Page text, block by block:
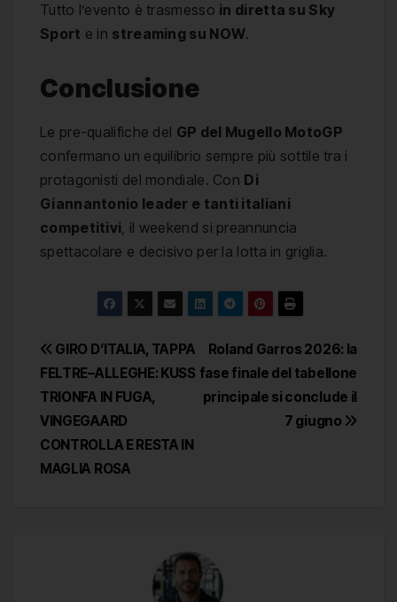
Tutto l’evento è trasmesso in diretta su Sky
Sport e in streaming su NOW.
Conclusione
Le pre-qualifiche del GP del Mugello MotoGP
confermano un equilibrio sempre più sottile tra i
protagonisti del mondiale. Con Di
Giannantonio leader e tanti italiani
competitivi, il weekend si preannuncia
spettacolare e decisivo per la lotta in griglia.
Navigazione
articoli
Roland Garros 2026: la
fase finale del tabellone
principale si conclude il
7 giugno
GIRO D’ITALIA, TAPPA
FELTRE–ALLEGHE: KUSS
TRIONFA IN FUGA,
VINGEGAARD
CONTROLLA E RESTA IN
MAGLIA ROSA